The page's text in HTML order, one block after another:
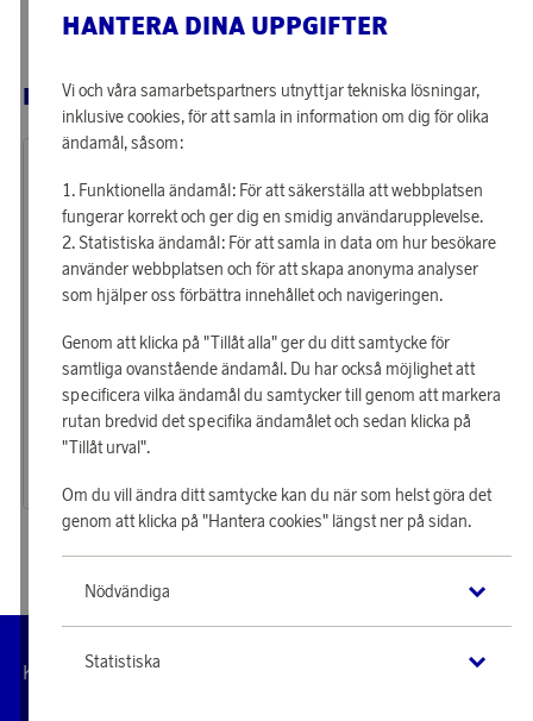
RELATERADE PRODUKTER
EGLO
Tjäna 143 poäng
Nattlampa Räv
143 kr
EGLO
Tjäna 143 poäng
eller
143 kr
HANTERA DINA UPPGIFTER
Vi och våra samarbetspartners utnyttjar tekniska lösningar,
inklusive cookies, för att samla in information om dig för olika
ändamål, såsom:
Funktionella ändamål: För att säkerställa att webbplatsen
fungerar korrekt och ger dig en smidig användarupplevelse.
Statistiska ändamål: För att samla in data om hur besökare
använder webbplatsen och för att skapa anonyma analyser
som hjälper oss förbättra innehållet och navigeringen.
Genom att klicka på "Tillåt alla" ger du ditt samtycke för
samtliga ovanstående ändamål. Du har också möjlighet att
specificera vilka ändamål du samtycker till genom att markera
rutan bredvid det specifika ändamålet och sedan klicka på
"Tillåt urval".
Om du vill ändra ditt samtycke kan du när som helst göra det
genom att klicka på "Hantera cookies" längst ner på sidan.
Nödvändiga
Statistiska
Kundservice Villkor